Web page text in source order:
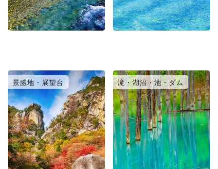
景勝地・展望台 滝・湖沼・池・ダム